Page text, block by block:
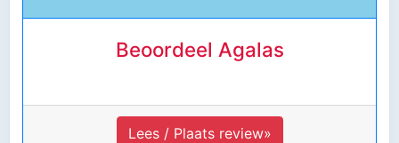
Beoordeel Agalas
Lees / Plaats review»